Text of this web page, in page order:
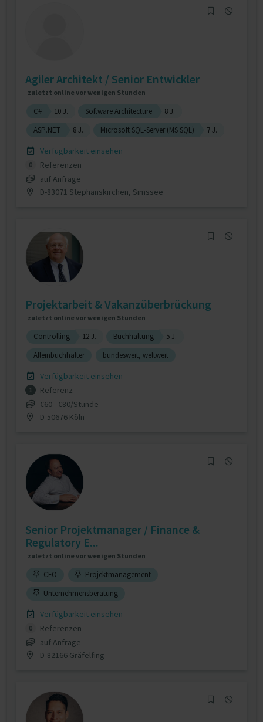
Agiler Architekt / Senior Entwickler
zuletzt online vor wenigen Stunden
C# 10 J. Software Architecture
8 J.
ASP.NET
8 J. Microsoft SQL-Server (MS SQL) 7 J.
Verfügbarkeit einsehen
0
Referenzen
auf Anfrage
D-83071 Stephanskirchen, Simssee
Projektarbeit & Vakanzüberbrückung
zuletzt online vor wenigen Stunden
Controlling 12 J. Buchhaltung
5 J.
Alleinbuchhalter
bundesweit, weltweit
Verfügbarkeit einsehen
1
Referenz
€60 - €80/Stunde
D-50676 Köln
Senior Projektmanager / Finance &
Regulatory E...
zuletzt online vor wenigen Stunden
CFO
Projektmanagement
Unternehmensberatung
Verfügbarkeit einsehen
0
Referenzen
auf Anfrage
D-82166 Gräfelfing